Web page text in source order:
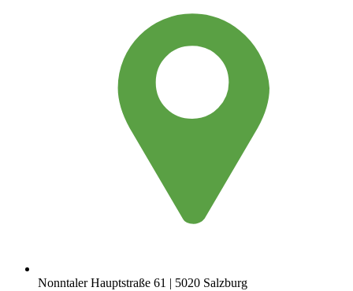
Nonntaler Hauptstraße 61 | 5020 Salzburg